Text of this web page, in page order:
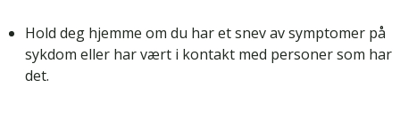
Hold deg hjemme om du har et snev av symptomer på
sykdom eller har vært i kontakt med personer som har
det.